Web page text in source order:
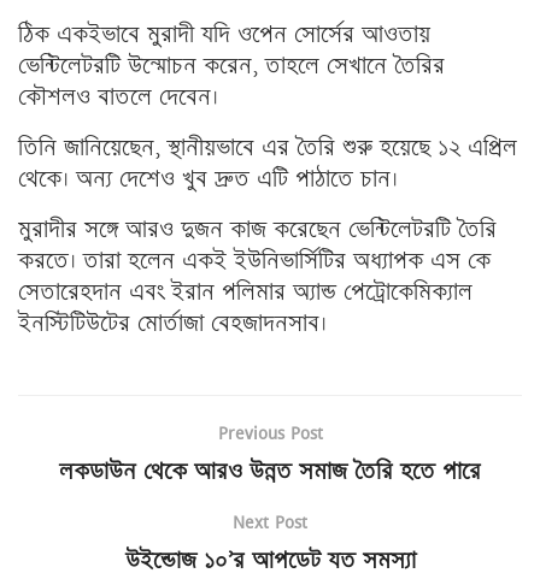
ঠিক একইভাবে মুরাদী যদি ওপেন সোর্সের আওতায়
ভেন্টিলেটরটি উন্মোচন করেন, তাহলে সেখানে তৈরির
কৌশলও বাতলে দেবেন।
তিনি জানিয়েছেন, স্থানীয়ভাবে এর তৈরি শুরু হয়েছে ১২ এপ্রিল
থেকে। অন্য দেশেও খুব দ্রুত এটি পাঠাতে চান।
মুরাদীর সঙ্গে আরও দুজন কাজ করেছেন ভেন্টিলেটরটি তৈরি
করতে। তারা হলেন একই ইউনিভার্সিটির অধ্যাপক এস কে
সেতারেহদান এবং ইরান পলিমার অ্যান্ড পেট্রোকেমিক্যাল
ইনস্টিটিউটের মোর্তাজা বেহজাদনসাব।
Previous Post
লকডাউন থেকে আরও উন্নত সমাজ তৈরি হতে পারে
Next Post
উইন্ডোজ ১০’র আপডেট যত সমস্যা